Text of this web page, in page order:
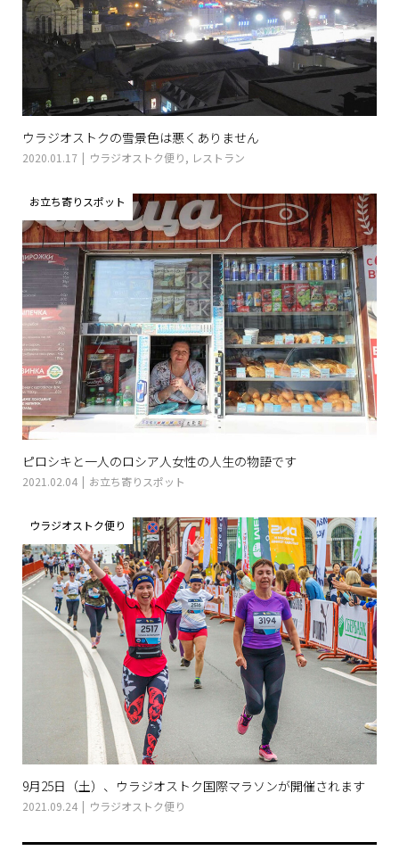
ウラジオストクの雪景色は悪くありません
2020.01.17 ウラジオストク便り, レストラン
お立ち寄りスポット
ピロシキと一人のロシア人女性の人生の物語です
2021.02.04 お立ち寄りスポット
ウラジオストク便り
9月25日（土）、ウラジオストク国際マラソンが開催されます
2021.09.24 ウラジオストク便り